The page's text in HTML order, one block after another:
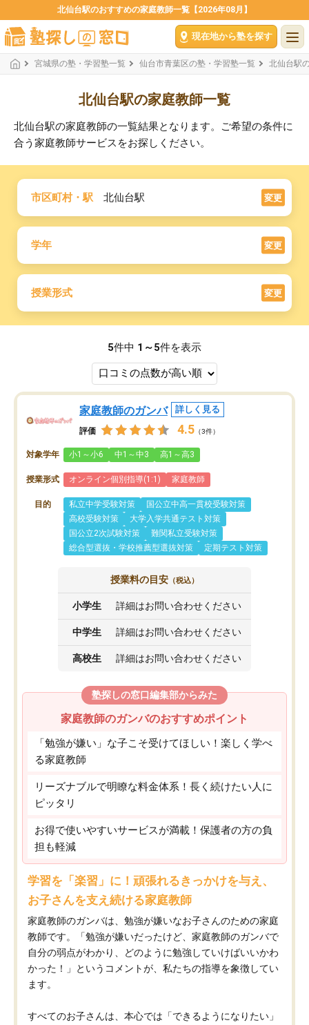
北仙台駅のおすすめの家庭教師一覧【2026年08月】
現在地から塾を探す
宮城県の塾・学習塾一覧 仙台市青葉区の塾・学習塾一覧 北仙台駅
北仙台駅の家庭教師一覧
北仙台駅の家庭教師の一覧結果となります。ご希望の条件に
合う家庭教師サービスをお探しください。
市区町村・駅 北仙台駅 変更
学年 変更
授業形式 変更
5件中 1～5件を表示
家庭教師のガンバ 詳しく見る
評価 4.5 （3件）
対象学年 小1～小6 中1～中3 高1～高3
授業形式 オンライン個別指導(1:1) 家庭教師
目的 私立中学受験対策
国公立中高一貫校受験対策
高校受験対策
大学入学共通テスト対策
国公立2次試験対策
難関私立受験対策
総合型選抜・学校推薦型選抜対策
定期テスト対策
授業料の目安 （税込）
小学生 詳細はお問い合わせください
中学生 詳細はお問い合わせください
高校生 詳細はお問い合わせください
塾探しの窓口編集部からみた
家庭教師のガンバのおすすめポイント
「勉強が嫌い」な子こそ受けてほしい！楽しく学べ
る家庭教師
リーズナブルで明瞭な料金体系！長く続けたい人に
ピッタリ
お得で使いやすいサービスが満載！保護者の方の負
担も軽減
学習を「楽習」に！頑張れるきっかけを与え、
お子さんを支え続ける家庭教師
家庭教師のガンバは、勉強が嫌いなお子さんのための家庭
教師です。「勉強が嫌いだったけど、家庭教師のガンバで
自分の弱点がわかり、どのように勉強していけばいいかわ
かった！」というコメントが、私たちの指導を象徴してい
ます。
すべてのお子さんは、本心では「できるようになりたい」